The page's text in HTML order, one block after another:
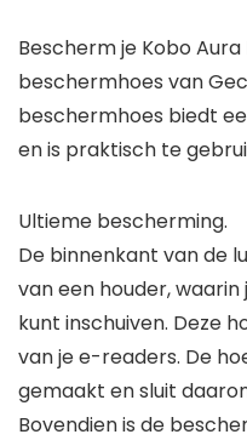
Bescherm je Kobo
beschermhoes van
beschermhoes biedt
en is praktisch te
Ultieme bescherming.
De binnenkant van de
van een houder,
kunt inschuiven. Deze
van je e-readers. De
gemaakt en sluit
Bovendien is de